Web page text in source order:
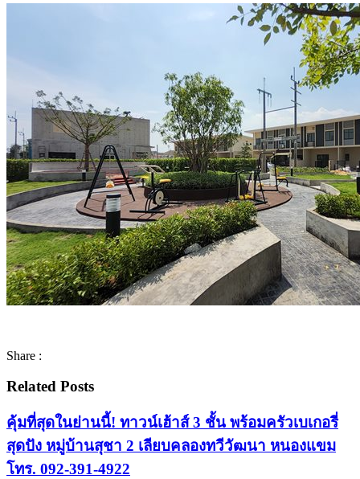
Share :
Related Posts
คุ้มที่สุดในย่านนี้! ทาวน์เฮ้าส์ 3 ชั้น พร้อมครัวเบเกอรี่
สุดปัง หมู่บ้านสุชา 2 เลียบคลองทวีวัฒนา หนองแขม
โทร. 092-391-4922